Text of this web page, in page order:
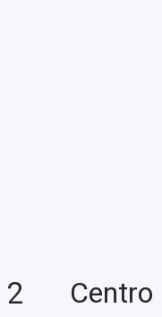
Centro